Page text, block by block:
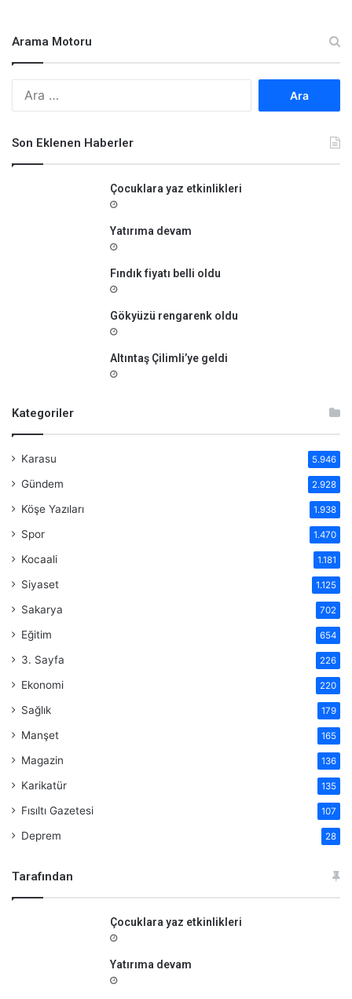
Arama Motoru
Son Eklenen Haberler
Çocuklara yaz etkinlikleri
Yatırıma devam
Fındık fiyatı belli oldu
Gökyüzü rengarenk oldu
Altıntaş Çilimli’ye geldi
Kategoriler
Karasu 5.946
Gündem 2.928
Köşe Yazıları 1.938
Spor 1.470
Kocaali 1.181
Siyaset 1.125
Sakarya 702
Eğitim 654
3. Sayfa 226
Ekonomi 220
Sağlık 179
Manşet 165
Magazin 136
Karikatür 135
Fısıltı Gazetesi 107
Deprem 28
Tarafından
Çocuklara yaz etkinlikleri
Yatırıma devam